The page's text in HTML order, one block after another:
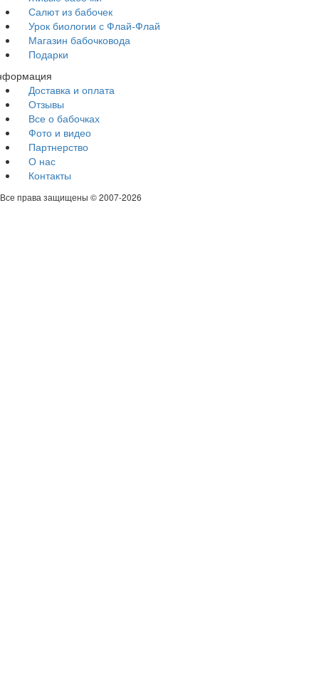
Салют из бабочек
Урок биологии с Флай-Флай
Магазин бабочковода
Подарки
Доставка и оплата
Отзывы
Все о бабочках
Фото и видео
Партнерство
О нас
Контакты
Все права защищены © 2007-2026